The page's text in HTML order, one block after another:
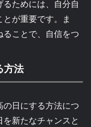
ためには、自分自
が重要です。ま
ることで、自信をつ
方法
の日にする方法につ
新たなチャンスと